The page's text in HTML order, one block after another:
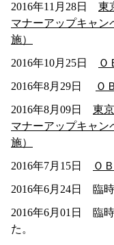
2016年11月28日 東
マナーアップキャン
施）
2016年10月25日
Ｏ
2016年8月29日
Ｏ
2016年8月09日 東
マナーアップキャン
施）
2016年7月15日
Ｏ
2016年6月24日 臨
2016年6月01日 臨
た。